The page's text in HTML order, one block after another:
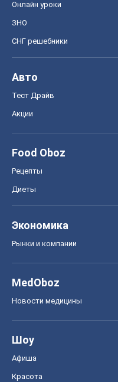
Онлайн уроки
ЗНО
СНГ решебники
Авто
Тест Драйв
Акции
Food Oboz
Рецепты
Диеты
Экономика
Рынки и компании
MedOboz
Новости медицины
Шоу
Афиша
Красота